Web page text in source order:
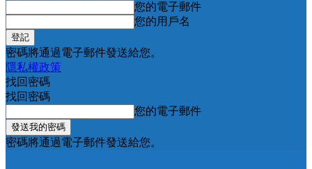
您的電子郵件
您的用戶名
密碼將通過電子郵件發送給您。
隱私權政策
找回密碼
找回密碼
您的電子郵件
密碼將通過電子郵件發送給您。